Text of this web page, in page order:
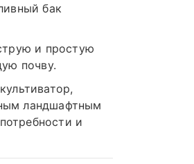
бак
и простую
почву.
ландшафтным
и